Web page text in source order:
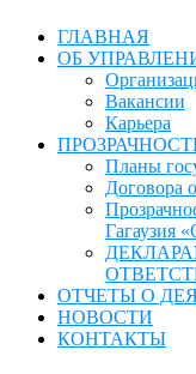
ГЛАВНАЯ
ОБ
Вакансии
Карьера
Планы
Договора
Гагаузия
ОТЧЕТЫ О
НОВОСТИ
КОНТАКТЫ